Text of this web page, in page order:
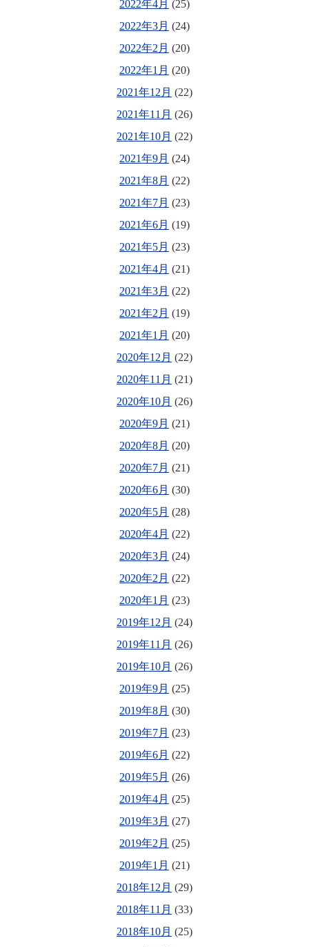
2022年4月 (25)
2022年3月 (24)
2022年2月 (20)
2022年1月 (20)
2021年12月 (22)
2021年11月 (26)
2021年10月 (22)
2021年9月 (24)
2021年8月 (22)
2021年7月 (23)
2021年6月 (19)
2021年5月 (23)
2021年4月 (21)
2021年3月 (22)
2021年2月 (19)
2021年1月 (20)
2020年12月 (22)
2020年11月 (21)
2020年10月 (26)
2020年9月 (21)
2020年8月 (20)
2020年7月 (21)
2020年6月 (30)
2020年5月 (28)
2020年4月 (22)
2020年3月 (24)
2020年2月 (22)
2020年1月 (23)
2019年12月 (24)
2019年11月 (26)
2019年10月 (26)
2019年9月 (25)
2019年8月 (30)
2019年7月 (23)
2019年6月 (22)
2019年5月 (26)
2019年4月 (25)
2019年3月 (27)
2019年2月 (25)
2019年1月 (21)
2018年12月 (29)
2018年11月 (33)
2018年10月 (25)